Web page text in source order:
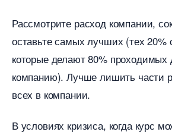
Рассмотрите расход компании,
оставьте самых лучших (тех 20%
которые делают 80%
компанию). Лучше лишить части
сех в компании.
условиях кризиса, когда курс